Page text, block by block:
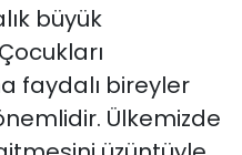
büyük
faydalı bireyler
Ülkemizde